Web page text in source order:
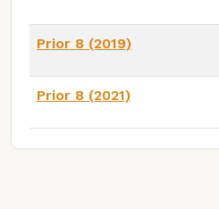
Prior 8 (2019)
Prior 8 (2021)